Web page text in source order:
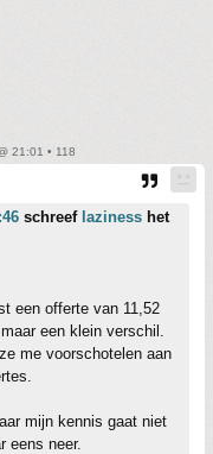
21:01 • 118
schreef laziness het
een offerte van 11,52
een klein verschil.
me voorschotelen aan
mijn kennis gaat niet
eens neer.